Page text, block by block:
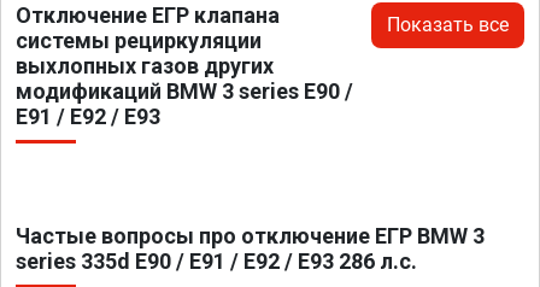
Отключение ЕГР клапана
системы рециркуляции
выхлопных газов других
модификаций BMW 3 series E90 /
E91 / E92 / E93
Показать все
Частые вопросы про отключение ЕГР BMW 3
series 335d E90 / E91 / E92 / E93 286 л.с.